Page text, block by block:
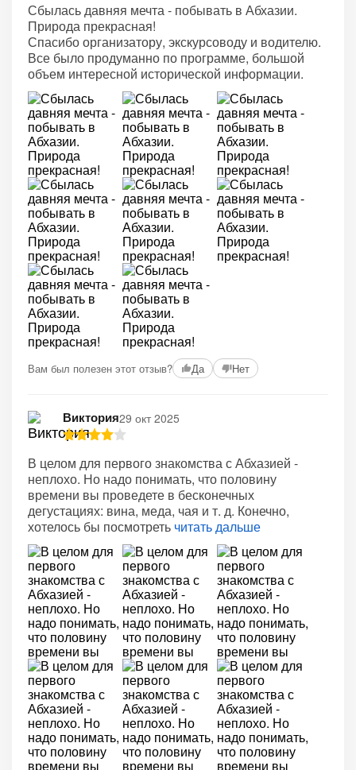
Сбылась давняя мечта - побывать в Абхазии.
Природа прекрасная!
Спасибо организатору, экскурсоводу и водителю.
Все было продуманно по программе, большой
объем интересной исторической информации.
Вам был полезен этот отзыв? Да Нет
Виктория29 окт 2025
В целом для первого знакомства с Абхазией -
неплохо. Но надо понимать, что половину
времени вы проведете в бесконечных
дегустациях: вина, меда, чая и т. д. Конечно,
хотелось бы посмотреть читать дальше